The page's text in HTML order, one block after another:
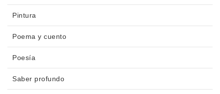
Pintura
Poema y cuento
Poesía
Saber profundo